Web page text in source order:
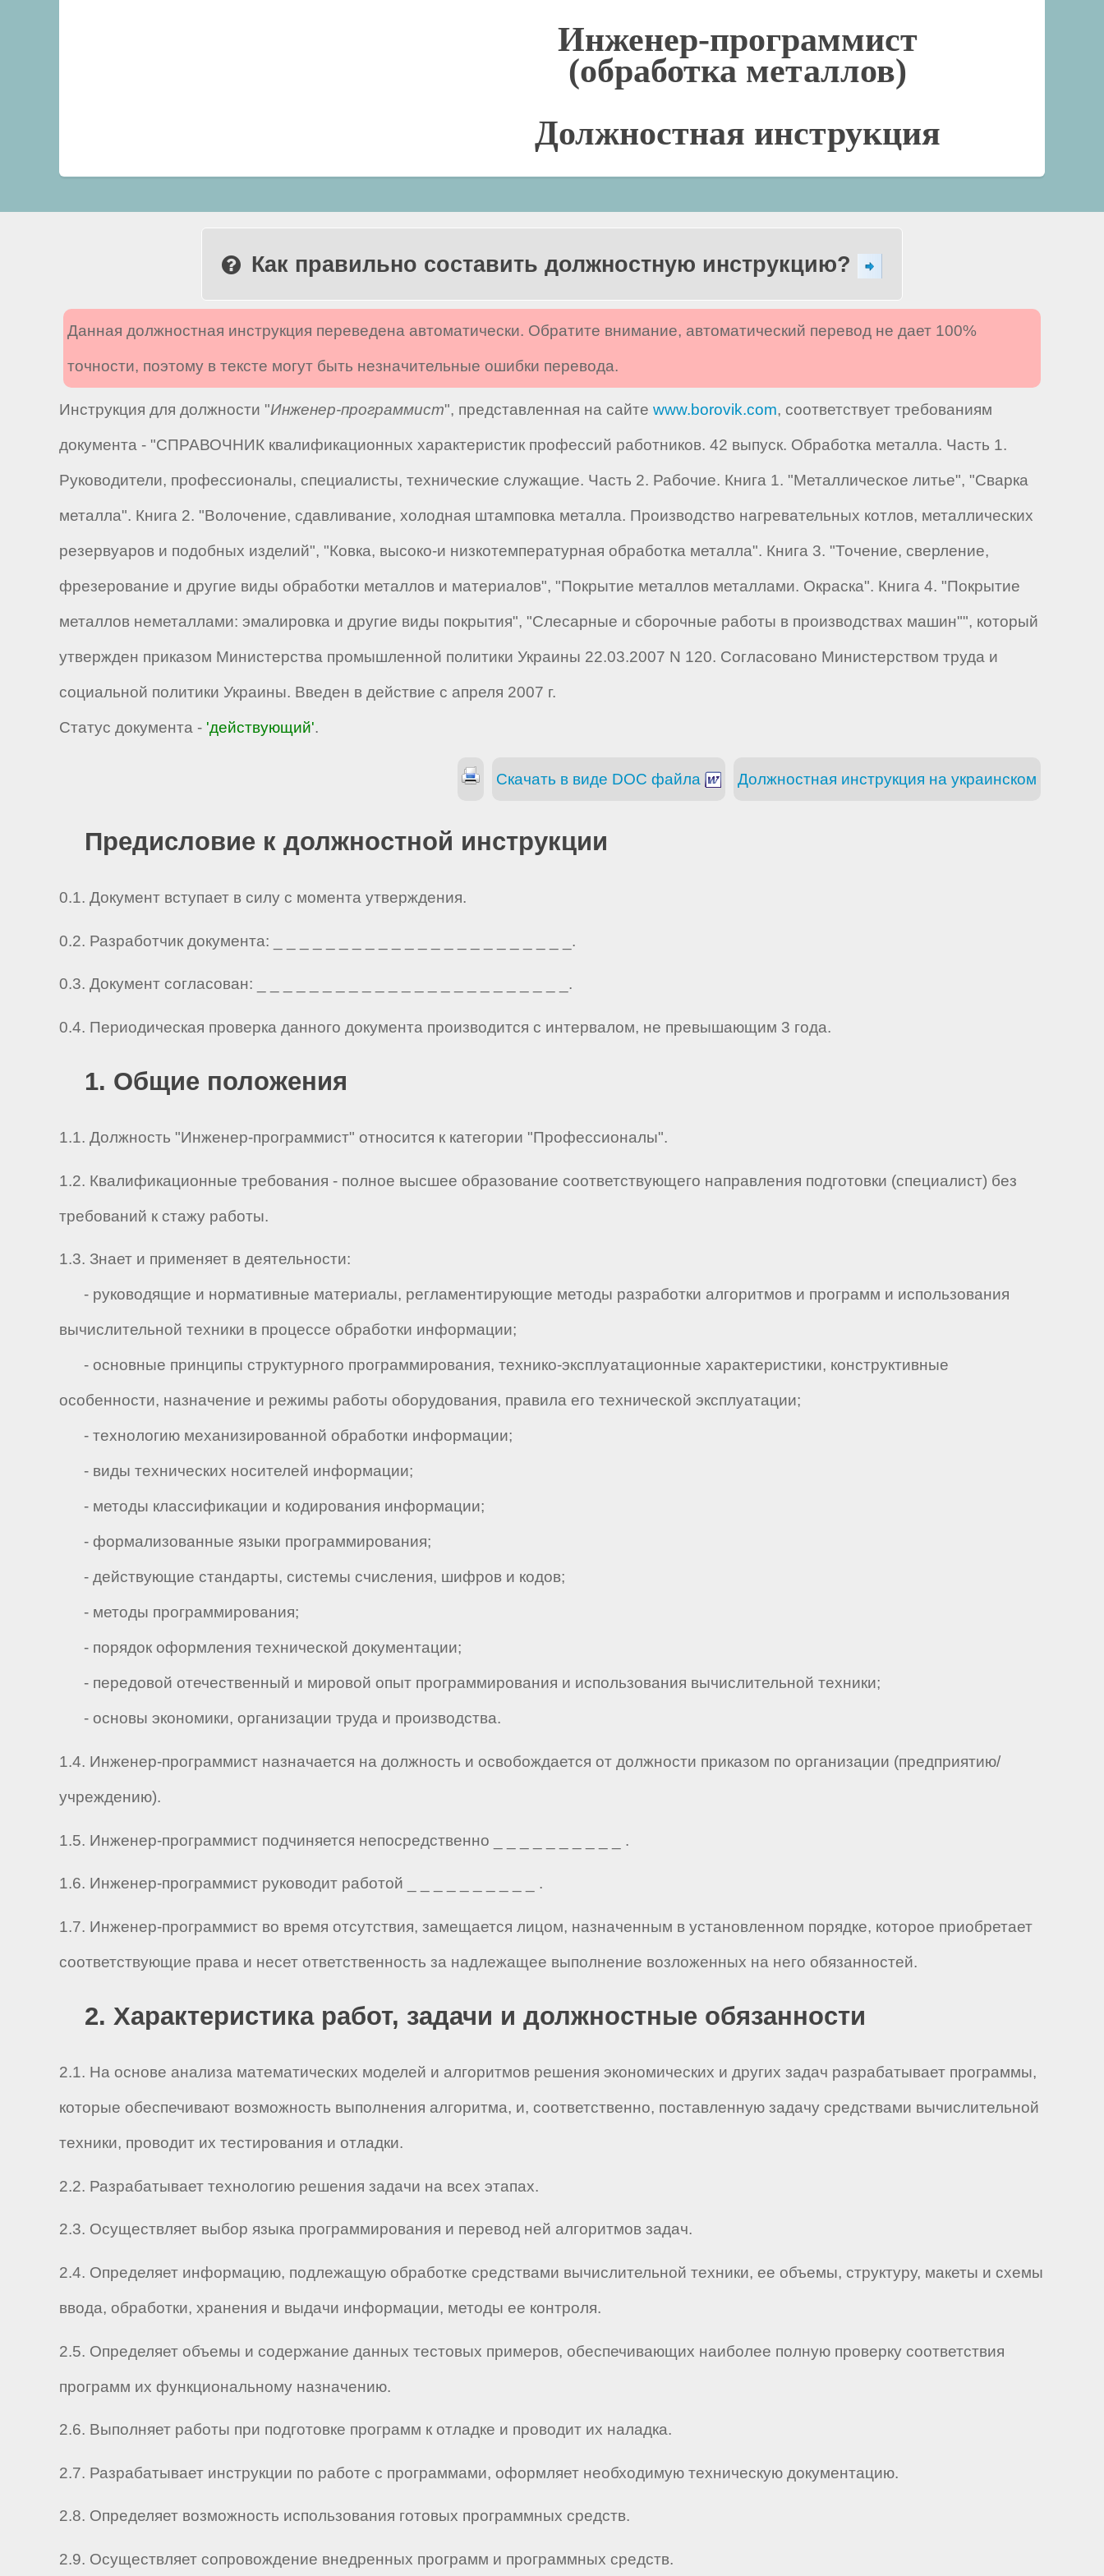
Инженер-программист
(обработка металлов)
Должностная инструкция
Как правильно составить должностную инструкцию?
Данная должностная инструкция переведена автоматически. Обратите внимание, автоматический перевод не дает 100%
точности, поэтому в тексте могут быть незначительные ошибки перевода.
Инструкция для должности "Инженер-программист", представленная на сайте www.borovik.com, соответствует требованиям
документа - "СПРАВОЧНИК квалификационных характеристик профессий работников. 42 выпуск. Обработка металла. Часть 1.
Руководители, профессионалы, специалисты, технические служащие. Часть 2. Рабочие. Книга 1. "Металлическое литье", "Сварка
металла". Книга 2. "Волочение, сдавливание, холодная штамповка металла. Производство нагревательных котлов, металлических
резервуаров и подобных изделий", "Ковка, высоко-и низкотемпературная обработка металла". Книга 3. "Точение, сверление,
фрезерование и другие виды обработки металлов и материалов", "Покрытие металлов металлами. Окраска". Книга 4. "Покрытие
металлов неметаллами: эмалировка и другие виды покрытия", "Слесарные и сборочные работы в производствах машин"", который
утвержден приказом Министерства промышленной политики Украины 22.03.2007 N 120. Согласовано Министерством труда и
социальной политики Украины. Введен в действие с апреля 2007 г.
Статус документа - 'действующий'.
Должностная инструкция на украинском
Скачать в виде DOC файла
Предисловие к должностной инструкции
0.1. Документ вступает в силу с момента утверждения.
0.2. Разработчик документа: _ _ _ _ _ _ _ _ _ _ _ _ _ _ _ _ _ _ _ _ _ _ _.
0.3. Документ согласован: _ _ _ _ _ _ _ _ _ _ _ _ _ _ _ _ _ _ _ _ _ _ _ _.
0.4. Периодическая проверка данного документа производится с интервалом, не превышающим 3 года.
1. Общие положения
1.1. Должность "Инженер-программист" относится к категории "Профессионалы".
1.2. Квалификационные требования - полное высшее образование соответствующего направления подготовки (специалист) без
требований к стажу работы.
1.3. Знает и применяет в деятельности:
- руководящие и нормативные материалы, регламентирующие методы разработки алгоритмов и программ и использования
вычислительной техники в процессе обработки информации;
- основные принципы структурного программирования, технико-эксплуатационные характеристики, конструктивные
особенности, назначение и режимы работы оборудования, правила его технической эксплуатации;
- технологию механизированной обработки информации;
- виды технических носителей информации;
- методы классификации и кодирования информации;
- формализованные языки программирования;
- действующие стандарты, системы счисления, шифров и кодов;
- методы программирования;
- порядок оформления технической документации;
- передовой отечественный и мировой опыт программирования и использования вычислительной техники;
- основы экономики, организации труда и производства.
1.4. Инженер-программист назначается на должность и освобождается от должности приказом по организации (предприятию/
учреждению).
1.5. Инженер-программист подчиняется непосредственно _ _ _ _ _ _ _ _ _ _ .
1.6. Инженер-программист руководит работой _ _ _ _ _ _ _ _ _ _ .
1.7. Инженер-программист во время отсутствия, замещается лицом, назначенным в установленном порядке, которое приобретает
соответствующие права и несет ответственность за надлежащее выполнение возложенных на него обязанностей.
2. Характеристика работ, задачи и должностные обязанности
2.1. На основе анализа математических моделей и алгоритмов решения экономических и других задач разрабатывает программы,
которые обеспечивают возможность выполнения алгоритма, и, соответственно, поставленную задачу средствами вычислительной
техники, проводит их тестирования и отладки.
2.2. Разрабатывает технологию решения задачи на всех этапах.
2.3. Осуществляет выбор языка программирования и перевод ней алгоритмов задач.
2.4. Определяет информацию, подлежащую обработке средствами вычислительной техники, ее объемы, структуру, макеты и схемы
ввода, обработки, хранения и выдачи информации, методы ее контроля.
2.5. Определяет объемы и содержание данных тестовых примеров, обеспечивающих наиболее полную проверку соответствия
программ их функциональному назначению.
2.6. Выполняет работы при подготовке программ к отладке и проводит их наладка.
2.7. Разрабатывает инструкции по работе с программами, оформляет необходимую техническую документацию.
2.8. Определяет возможность использования готовых программных средств.
2.9. Осуществляет сопровождение внедренных программ и программных средств.